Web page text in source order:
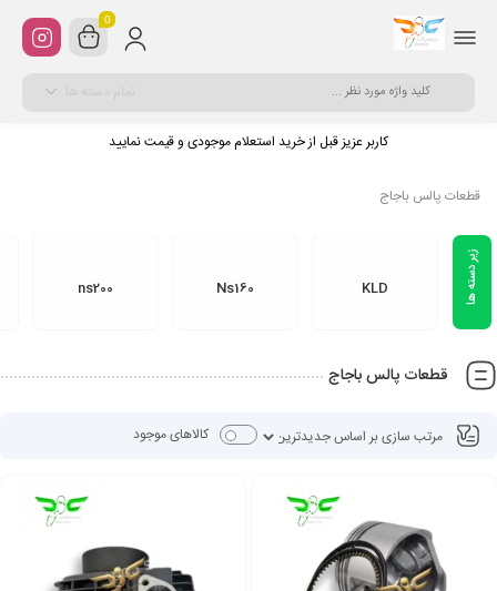
0
کاربر عزیز قبل از خرید استعلام موجودی و قیمت نمایید
قطعات پالس باجاج
KLD
Ns160
ns200
قطعات پالس باجاج
کالاهای موجود